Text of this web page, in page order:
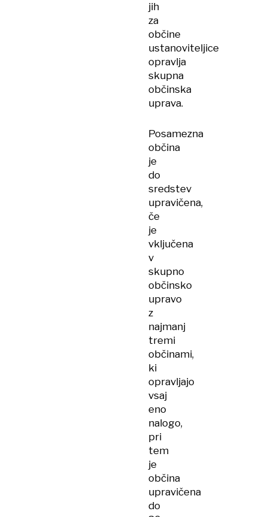
jih
za
občine
ustanoviteljice
opravlja
skupna
občinska
uprava.
Posamezna
občina
je
do
sredstev
upravičena,
če
je
vključena
v
skupno
občinsko
upravo
z
najmanj
tremi
občinami,
ki
opravljajo
vsaj
eno
nalogo,
pri
tem
je
občina
upravičena
do